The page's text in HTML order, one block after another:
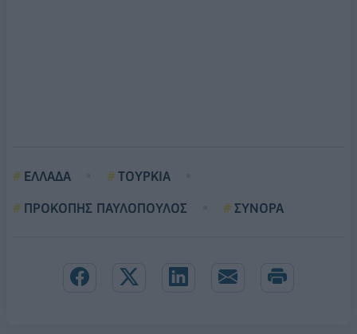
ΕΛΛΑΔΑ
ΤΟΥΡΚΙΑ
ΠΡΟΚΟΠΗΣ ΠΑΥΛΟΠΟΥΛΟΣ
ΣΥΝΟΡΑ